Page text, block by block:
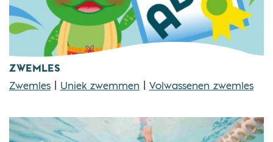
ZWEMLES
Zwemles Uniek zwemmen Volwassenen zwemles